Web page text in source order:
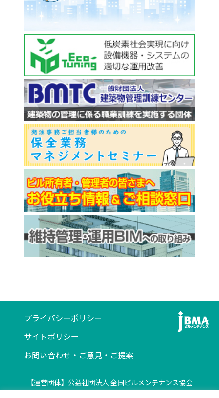
プライバシーポリシー
サイトポリシー
お問い合わせ・ご意見・ご提案
【運営団体】公益社団法人 全国ビルメンテナンス協会